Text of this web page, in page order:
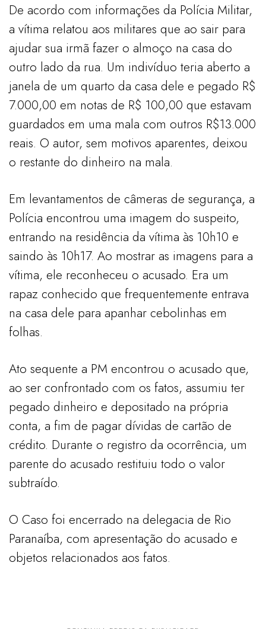
De acordo com informações da Polícia Militar,
a vítima relatou aos militares que ao sair para
ajudar sua irmã fazer o almoço na casa do
outro lado da rua. Um indivíduo teria aberto a
janela de um quarto da casa dele e pegado R$
7.000,00 em notas de R$ 100,00 que estavam
guardados em uma mala com outros R$13.000
reais. O autor, sem motivos aparentes, deixou
o restante do dinheiro na mala.
Em levantamentos de câmeras de segurança, a
Polícia encontrou uma imagem do suspeito,
entrando na residência da vítima às 10h10 e
saindo às 10h17. Ao mostrar as imagens para a
vítima, ele reconheceu o acusado. Era um
rapaz conhecido que frequentemente entrava
na casa dele para apanhar cebolinhas em
folhas.
Ato sequente a PM encontrou o acusado que,
ao ser confrontado com os fatos, assumiu ter
pegado dinheiro e depositado na própria
conta, a fim de pagar dívidas de cartão de
crédito. Durante o registro da ocorrência, um
parente do acusado restituiu todo o valor
subtraído.
O Caso foi encerrado na delegacia de Rio
Paranaíba, com apresentação do acusado e
objetos relacionados aos fatos.